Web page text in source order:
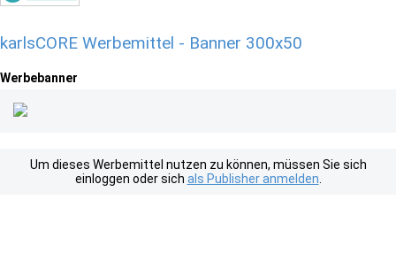
karlsCORE Werbemittel - Banner 300x50
Werbebanner
Um dieses Werbemittel nutzen zu können, müssen Sie sich
einloggen oder sich als Publisher anmelden